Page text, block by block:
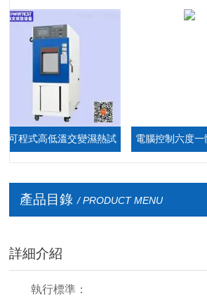
程式高低溫交變濕熱試 電腦控制六度一體
產品目錄 / PRODUCT MENU
詳細介紹
執行標準：